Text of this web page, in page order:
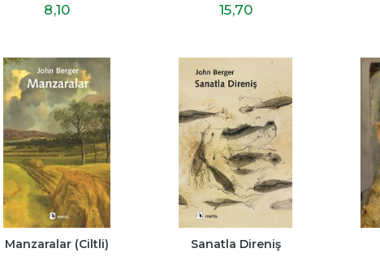
8,10 15,70
Manzaralar (Ciltli) Sanatla Direniş